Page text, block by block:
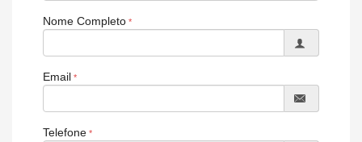
Nome Completo
Email
Telefone